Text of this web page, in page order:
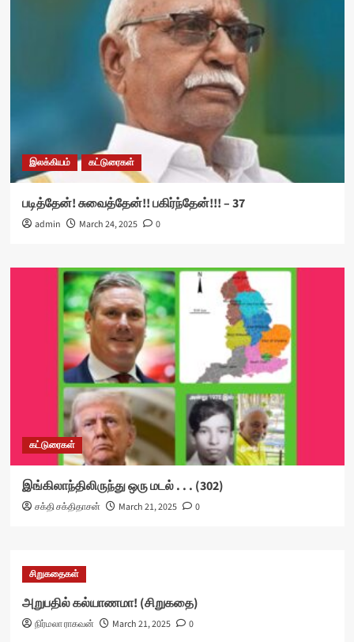
இலக்கியம் கட்டுரைகள்
படித்தேன்! சுவைத்தேன்!! பகிர்ந்தேன்!!! – 37
admin March 24, 2025 0
கட்டுரைகள்
இங்கிலாந்திலிருந்து ஒரு மடல் . . . (302)
சக்தி சக்திதாசன் March 21, 2025 0
சிறுகதைகள்
அறுபதில் கல்யாணமா! (சிறுகதை)
நிர்மலா ராகவன் March 21, 2025 0